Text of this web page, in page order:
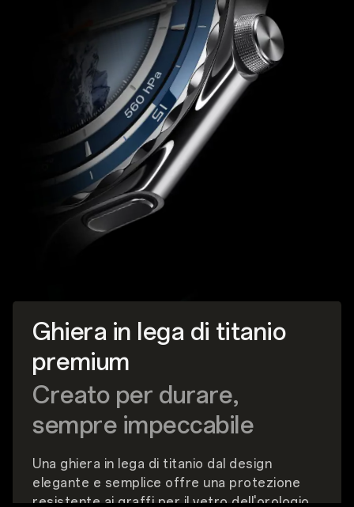
Ghiera in lega di titanio
premium
Creato per durare,
sempre impeccabile
Una ghiera in lega di titanio dal design
elegante e semplice offre una protezione
resistente ai graffi per il vetro dell'orologio.